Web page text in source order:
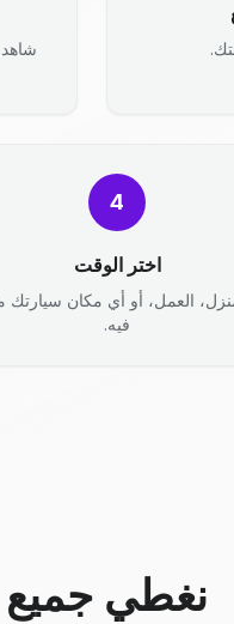
4
اختر الوقت
العمل، أو أي مكان سيارتك
فيه.
نغطي جميع